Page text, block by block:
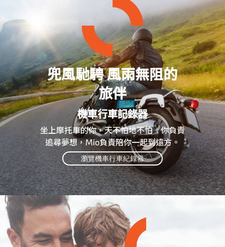
兜風馳騁 風雨無阻的
旅伴
坐上摩托車的你，天不怕地不怕。你負責
追尋夢想，Mio負責陪你一起到遠方。
瀏覽機車行車紀錄器
機車行車記錄器